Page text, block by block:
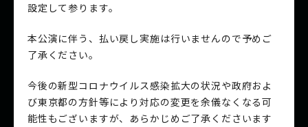
設定して参ります。
本公演に伴う、払い戻し実施は行いませんので予めご
了承ください。
今後の新型コロナウイルス感染拡大の状況や政府およ
び東京都の方針等により対応の変更を余儀なくなる可
能性もございますが、あらかじめご了承くださいます